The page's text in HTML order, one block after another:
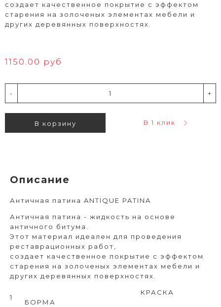
создает качественное покрытие с эффектом
старения на золоченых элементах мебели и
других деревянных поверхностях.
1150.00 руб
- +
В корзину В 1 клик
Описание
Античная патина ANTIQUE PATINA
Античная патина - жидкость на основе
античного битума.
Этот материал идеален для проведения
реставрационных работ,
создает качественное покрытие с эффектом
старения на золоченых элементах мебели и
других деревянных поверхностях.
1
КРАСКА
БОРМА